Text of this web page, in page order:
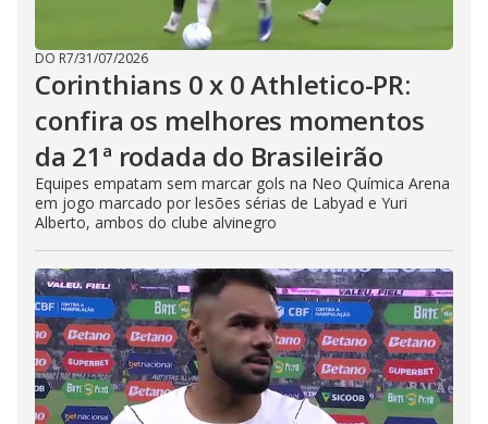
DO R7/31/07/2026
Corinthians 0 x 0 Athletico-PR:
confira os melhores momentos
da 21ª rodada do Brasileirão
Equipes empatam sem marcar gols na Neo Química Arena
em jogo marcado por lesões sérias de Labyad e Yuri
Alberto, ambos do clube alvinegro